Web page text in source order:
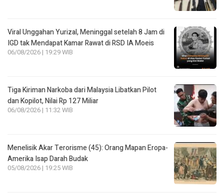
Viral Unggahan Yurizal, Meninggal setelah 8 Jam di
IGD tak Mendapat Kamar Rawat di RSD IA Moeis
06/08/2026 | 19:29 WIB
Tiga Kiriman Narkoba dari Malaysia Libatkan Pilot
dan Kopilot, Nilai Rp 127 Miliar
06/08/2026 | 11:32 WIB
Menelisik Akar Terorisme (45): Orang Mapan Eropa-
Amerika Isap Darah Budak
05/08/2026 | 19:25 WIB